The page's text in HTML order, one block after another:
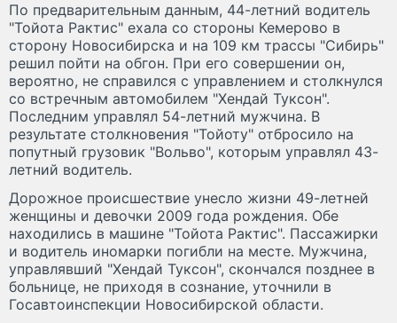
По предварительным данным, 44-летний водитель
"Тойота Рактис" ехала со стороны Кемерово в
сторону Новосибирска и на 109 км трассы "Сибирь"
решил пойти на обгон. При его совершении он,
вероятно, не справился с управлением и столкнулся
со встречным автомобилем "Хендай Туксон".
Последним управлял 54-летний мужчина. В
результате столкновения "Тойоту" отбросило на
попутный грузовик "Вольво", которым управлял 43-
летний водитель.
Дорожное происшествие унесло жизни 49-летней
женщины и девочки 2009 года рождения. Обе
находились в машине "Тойота Рактис". Пассажирки
и водитель иномарки погибли на месте. Мужчина,
управлявший "Хендай Туксон", скончался позднее в
больнице, не приходя в сознание, уточнили в
Госавтоинспекции Новосибирской области.